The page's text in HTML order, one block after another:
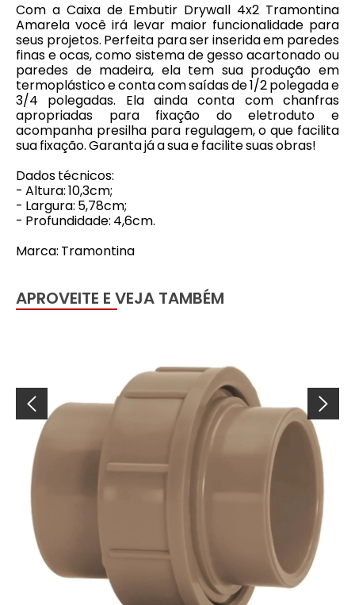
Com a Caixa de Embutir Drywall 4x2 Tramontina
Amarela você irá levar maior funcionalidade para
seus projetos. Perfeita para ser inserida em paredes
finas e ocas, como sistema de gesso acartonado ou
paredes de madeira, ela tem sua produção em
termoplástico e conta com saídas de 1/2 polegada e
3/4 polegadas. Ela ainda conta com chanfras
apropriadas para fixação do eletroduto e
acompanha presilha para regulagem, o que facilita
sua fixação. Garanta já a sua e facilite suas obras!
Dados técnicos:
- Altura: 10,3cm;
- Largura: 5,78cm;
- Profundidade: 4,6cm.
Marca: Tramontina
APROVEITE E VEJA TAMBÉM